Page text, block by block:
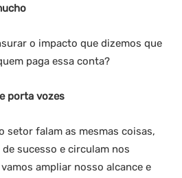
o impacto que dizemos que
paga essa conta?
porta vozes
setor falam as mesmas coisas,
sucesso e circulam nos
ampliar nosso alcance e